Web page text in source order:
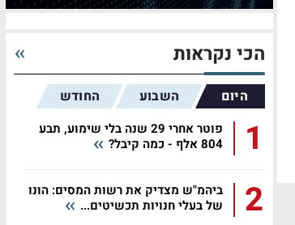
הכי נקראות
היום השבוע החודש
1
פוטר אחרי 29 שנה בלי שימוע, תבע
804 אלף - כמה קיבל?
2
ביהמ"ש מצדיק את רשות המסים: הונו
של בעלי חנויות תכשיטים...